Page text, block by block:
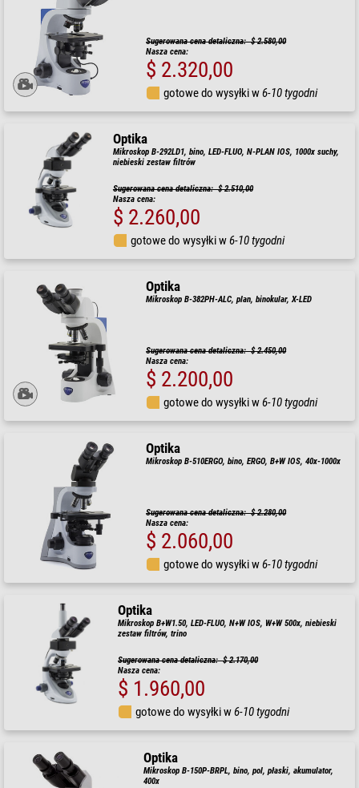
Sugerowana cena detaliczna: $ 2.580,00
Nasza cena:
$ 2.320,00
gotowe do wysyłki w6-10 tygodni
Optika
Mikroskop B-292LD1, bino, LED-FLUO, N-PLAN IOS, 1000x suchy,
niebieski zestaw filtrów
Sugerowana cena detaliczna: $ 2.510,00
Nasza cena:
$ 2.260,00
gotowe do wysyłki w6-10 tygodni
Optika
Mikroskop B-382PH-ALC, plan, binokular, X-LED
Sugerowana cena detaliczna: $ 2.450,00
Nasza cena:
$ 2.200,00
gotowe do wysyłki w6-10 tygodni
Optika
Mikroskop B-510ERGO, bino, ERGO, B+W IOS, 40x-1000x
Sugerowana cena detaliczna: $ 2.280,00
Nasza cena:
$ 2.060,00
gotowe do wysyłki w6-10 tygodni
Optika
Mikroskop B+W1.50, LED-FLUO, N+W IOS, W+W 500x, niebieski
zestaw filtrów, trino
Sugerowana cena detaliczna: $ 2.170,00
Nasza cena:
$ 1.960,00
gotowe do wysyłki w6-10 tygodni
Optika
Mikroskop B-150P-BRPL, bino, pol, płaski, akumulator,
400x